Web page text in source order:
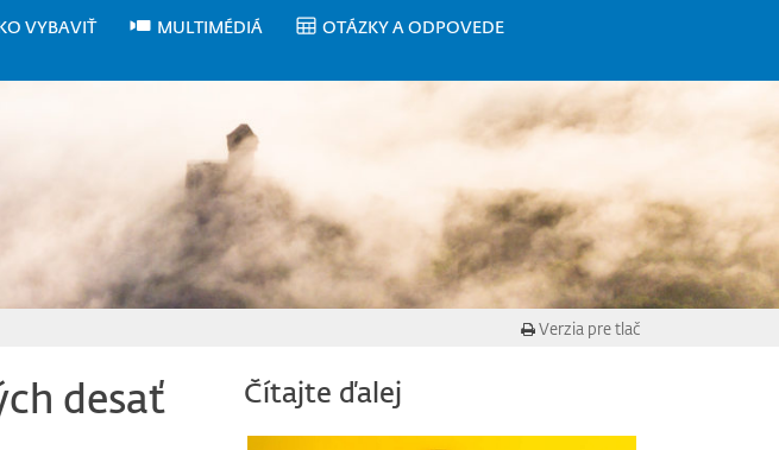
VYBAVIŤ MULTIMÉDIÁ
OTÁZKY A ODPOVEDE
Verzia pre tlač
desať
Čítajte ďalej